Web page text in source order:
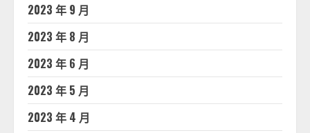
2023 年 9 月
2023 年 8 月
2023 年 6 月
2023 年 5 月
2023 年 4 月